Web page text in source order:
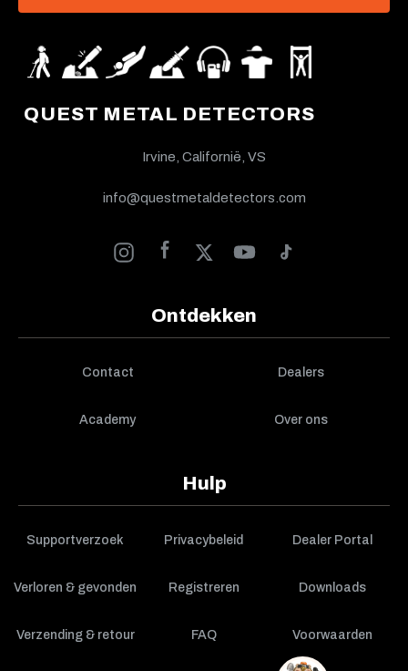
QUEST METAL DETECTORS
Irvine, Californië, VS
info@questmetaldetectors.com
Ontdekken
Contact Dealers
Academy Over ons
Hulp
Supportverzoek Privacybeleid Dealer Portal
Verloren & gevonden Registreren Downloads
Verzending & retour FAQ Voorwaarden